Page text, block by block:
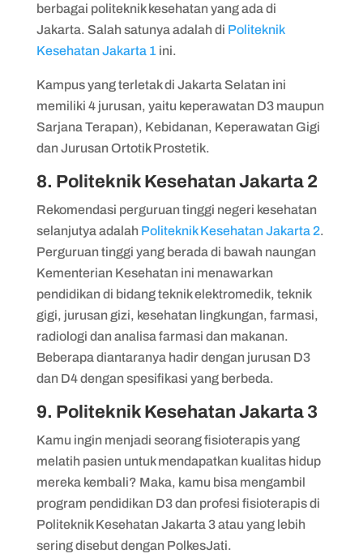
berbagai politeknik kesehatan yang ada di
Jakarta. Salah satunya adalah di Politeknik
Kesehatan Jakarta 1 ini.
Kampus yang terletak di Jakarta Selatan ini
memiliki 4 jurusan, yaitu keperawatan D3 maupun
Sarjana Terapan), Kebidanan, Keperawatan Gigi
dan Jurusan Ortotik Prostetik.
8. Politeknik Kesehatan Jakarta 2
Rekomendasi perguruan tinggi negeri kesehatan
selanjutya adalah Politeknik Kesehatan Jakarta 2.
Perguruan tinggi yang berada di bawah naungan
Kementerian Kesehatan ini menawarkan
pendidikan di bidang teknik elektromedik, teknik
gigi, jurusan gizi, kesehatan lingkungan, farmasi,
radiologi dan analisa farmasi dan makanan.
Beberapa diantaranya hadir dengan jurusan D3
dan D4 dengan spesifikasi yang berbeda.
9. Politeknik Kesehatan Jakarta 3
Kamu ingin menjadi seorang fisioterapis yang
melatih pasien untuk mendapatkan kualitas hidup
mereka kembali? Maka, kamu bisa mengambil
program pendidikan D3 dan profesi fisioterapis di
Politeknik Kesehatan Jakarta 3 atau yang lebih
sering disebut dengan PolkesJati.